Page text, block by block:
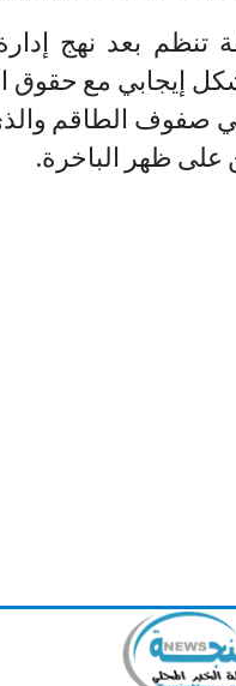
تنظم بعد نهج
إيجابي مع حقوق
صفوف الطاقم
على ظهر الباخرة.